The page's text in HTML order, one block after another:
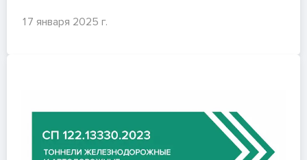
17 января 2025 г.